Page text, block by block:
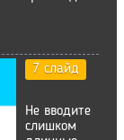
7 слайд
Не вводите
слишком